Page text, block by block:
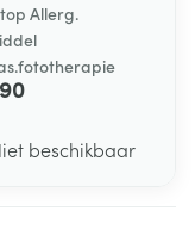
Allerg.
beschikbaar